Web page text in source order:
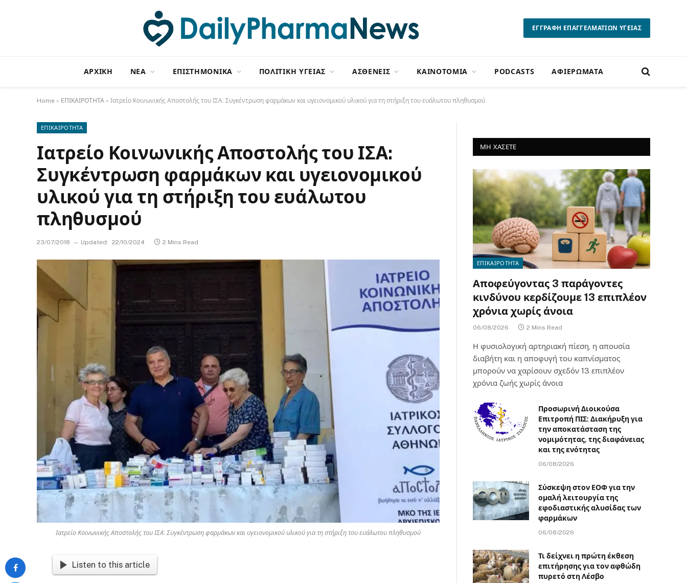
ΕΓΓΡΑΦΗ ΕΠΑΓΓΕΛΜΑΤΙΩΝ ΥΓΕΙΑΣ
ΑΡΧΙΚΗ NΕΑ ΕΠΙΣΤΗΜΟΝΙΚΑ ΠΟΛΙΤΙΚΗ ΥΓΕΙΑΣ ΑΣΘΕΝΕΙΣ ΚΑΙΝΟΤΟΜΙΑ PODCASTS ΑΦΙΕΡΩΜΑΤΑ
Home » ΕΠΙΚΑΙΡΟΤΗΤΑ » Ιατρείο Κοινωνικής Αποστολής του ΙΣΑ: Συγκέντρωση φαρμάκων και υγειονομικού υλικού για τη στήριξη του ευάλωτου πληθυσμού
ΕΠΙΚΑΙΡΟΤΗΤΑ
Ιατρείο Κοινωνικής Αποστολής του ΙΣΑ:
Συγκέντρωση φαρμάκων και υγειονομικού
υλικού για τη στήριξη του ευάλωτου
πληθυσμού
23/07/2018 Updated: 22/10/2024 2 Mins Read
Ιατρείο Κοινωνικής Αποστολής του ΙΣΑ: Συγκέντρωση φαρμάκων και υγειονομικού υλικού για τη στήριξη του ευάλωτου πληθυσμού
Listen to this article
ΜΗ ΧΑΣΕΤΕ
ΕΠΙΚΑΙΡΟΤΗΤΑ
Αποφεύγοντας 3 παράγοντες
κινδύνου κερδίζουμε 13 επιπλέον
χρόνια χωρίς άνοια
06/08/2026 2 Mins Read
Η φυσιολογική αρτηριακή πίεση, η απουσία
διαβήτη και η αποφυγή του καπνίσματος
μπορούν να χαρίσουν σχεδόν 13 επιπλέον
χρόνια ζωής χωρίς άνοια
Προσωρινή Διοικούσα
Επιτροπή ΠΙΣ: Διακήρυξη για
την αποκατάσταση της
νομιμότητας, της διαφάνειας
και της ενότητας
06/08/2026
Σύσκεψη στον ΕΟΦ για την
ομαλή λειτουργία της
εφοδιαστικής αλυσίδας των
φαρμάκων
06/08/2026
Τι δείχνει η πρώτη έκθεση
επιτήρησης για τον αφθώδη
πυρετό στη Λέσβο